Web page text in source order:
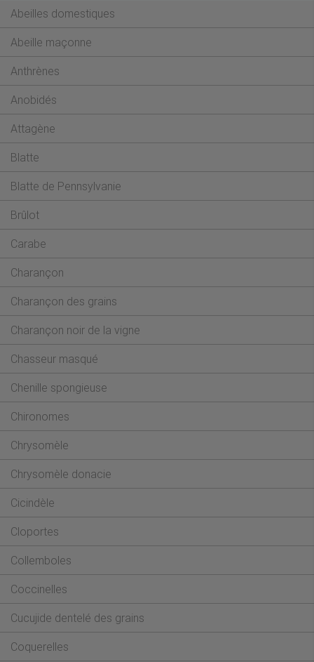
Abeilles domestiques
Abeille maçonne
Anthrènes
Anobidés
Attagène
Blatte
Blatte de Pennsylvanie
Brûlot
Carabe
Charançon
Charançon des grains
Charançon noir de la vigne
Chasseur masqué
Chenille spongieuse
Chironomes
Chrysomèle
Chrysomèle donacie
Cicindèle
Cloportes
Collemboles
Coccinelles
Cucujide dentelé des grains
Coquerelles